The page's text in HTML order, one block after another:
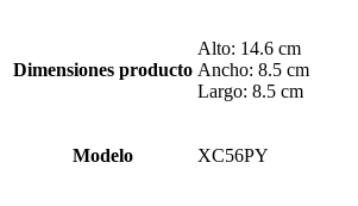
Dimensiones producto
Alto: 14.6 cm
Ancho: 8.5 cm
Largo: 8.5 cm
Modelo XC56PY